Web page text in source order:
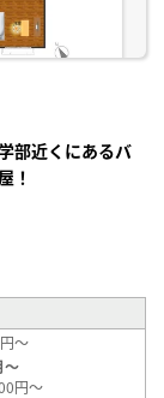
部近くにあるバ
！
～
～
円～